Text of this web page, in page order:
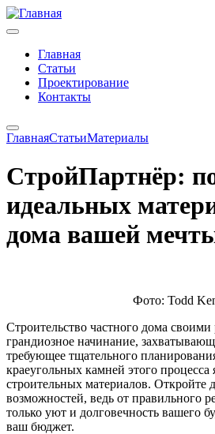
Главная
Статьи
Проектирование
Контакты
ГлавнаяСтатьиМатериалы
СтройПартнёр:
идеальных
дома вашей
Фото: Todd
Строительство частного дома своими
грандиозное начинание,
требующее тщательного
краеугольных камней этого процесса
строительных материалов. Откройте
возможностей, ведь от правильного
только уют и долговечность вашего
ваш бюджет.